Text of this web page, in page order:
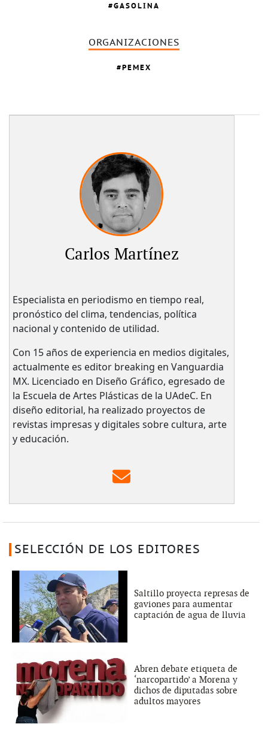
GASOLINA
ORGANIZACIONES
PEMEX
Carlos Martínez
Especialista en periodismo en tiempo real,
pronóstico del clima, tendencias, política
nacional y contenido de utilidad.
Con 15 años de experiencia en medios digitales,
actualmente es editor breaking en Vanguardia
MX. Licenciado en Diseño Gráfico, egresado de
la Escuela de Artes Plásticas de la UAdeC. En
diseño editorial, ha realizado proyectos de
revistas impresas y digitales sobre cultura, arte
y educación.
SELECCIÓN DE LOS EDITORES
Saltillo proyecta represas de
gaviones para aumentar
captación de agua de lluvia
Abren debate etiqueta de
‘narcopartido’ a Morena y
dichos de diputadas sobre
adultos mayores